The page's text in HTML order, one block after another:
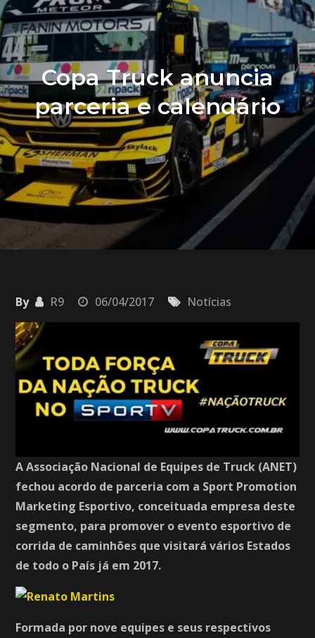
Copa Truck anuncia
parceria e calendário
By R9 06/04/2017 Notícias
A Associação Nacional de Equipes de Truck (ANET)
fechou acordo de parceria com a Sport Promotion
Marketing Esportivo, conceituada empresa deste
segmento, para promover o evento esportivo de
corrida de caminhões que visitará vários Estados
de todo o País já em 2017.
Formada por nove equipes e seus respectivos